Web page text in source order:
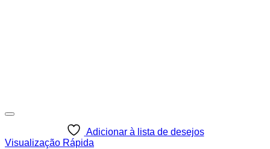
Adicionar à lista de desejos
Visualização Rápida